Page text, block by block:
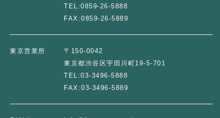
TEL:0859-26-5888
FAX:0859-26-5889
東京営業所
〒150-0042
東京都渋谷区宇田川町19-5-701
TEL:03-3496-5888
FAX:03-3496-5889